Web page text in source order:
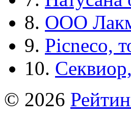
8. ООО
9. Picneco,
10.
© 2026